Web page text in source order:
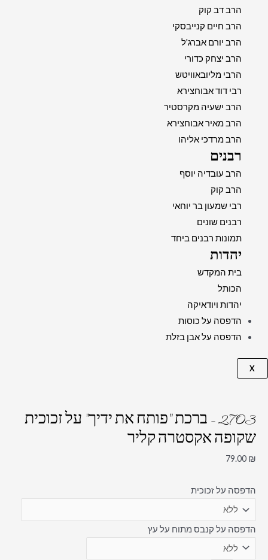
הרב דב קוק
הרב חיים קנייבסקי
הרב יורם אברג'ל
הרב יצחק כדורי
הרבי מליובאוויטש
רבי דוד אבוחצירא
הרב ישעיה מקרסטיר
הרב מאיר אבוחצירא
הרב מרדכי אליהו
רבנים
הרב עובדיה יוסף
הרב קוק
רבי שמעון בר יוחאי
רבנים שונים
תמונות רבנים ביחד
יהדות
בית המקדש
הכותל
יהדות ויודאיקה
הדפסה על כוסות
הדפסה על אבן בזלת
X
2703 – ברכת "פותח את ידיך" על זכוכית
שקופה אקסטרה קליר
79.00 ₪
הדפסה על זכוכית
הדפסה על קנבס מתוח על עץ